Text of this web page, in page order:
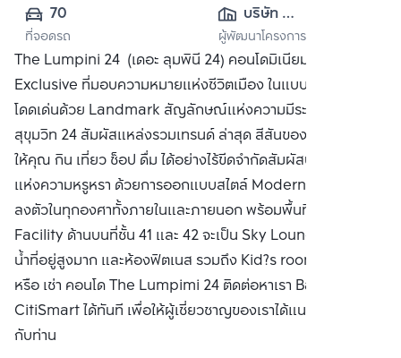
70
ที่จอดรถ
บริษัท
แอล.พี.เอ็น.ดี
เวลลอปเมนท์ จำกัด
(มหาชน)
ผู้พัฒนาโครงการ
The Lumpini 24 (เดอะ ลุมพินี 24) คอนโดมิเนียมระดับ
Exclusive ที่มอบความหมายแห่งชีวิตเมือง ในแบบที่คุณค้นหา
โดดเด่นด้วย Landmark สัญลักษณ์แห่งความมีระดับใจกลาง
สุขุมวิท 24 สัมผัสแหล่งรวมเทรนด์ ล่าสุด สีสันของกรุงเทพฯ ที่
ให้คุณ กิน เที่ยว ช็อป ดื่ม ได้อย่างไร้ขีดจำกัดสัมผัสบรรยากาศ
แห่งความหรูหรา ด้วยการออกแบบสไตล์ Modern Luxury ที่
ลงตัวในทุกองศาทั้งภายในและภายนอก พร้อมพื้นที่ส่วนกลาง
Facility ด้านบนที่ชั้น 41 และ 42 จะเป็น Sky Lounge, สระว่าย
น้ำที่อยู่สูงมาก และห้องฟิตเนส รวมถึง Kid?s room ซื้อ ขาย
หรือ เช่า คอนโด The Lumpimi 24 ติดต่อหาเรา Bangkok
CitiSmart ได้ทันที เพื่อให้ผู้เชี่ยวชาญของเราได้แนะนำคอนโดให้
กับท่าน